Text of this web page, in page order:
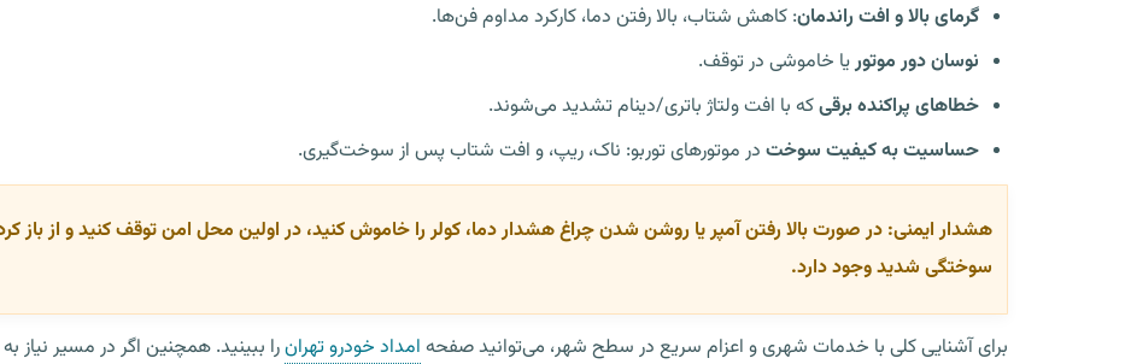
گرمای بالا و افت راندمان: کاهش شتاب، بالا رفتن دما، کارکرد مداوم فن‌ها.
نوسان دور موتوریا خاموشی در توقف.
خطاهای پراکنده برقیکه با افت ولتاژ باتری/دینام تشدید می‌شوند.
حساسیت به کیفیت سوخت در موتورهای توربو: ناک، ریپ، و افت شتاب پس از سوخت‌گیری.
هشدار ایمنی: در صورت بالا رفتن آمپر یا روشن شدن چراغ هشدار دما، کولر را خاموش کنید، در اولین محل امن توقف کنید و از باز
سوختگی شدید وجود دارد.
برای آشنایی کلی با خدمات شهری و اعزام سریع در سطح شهر، می‌توانید صفحه امداد خودرو تهرانرا ببینید. همچنین اگر در مسیر